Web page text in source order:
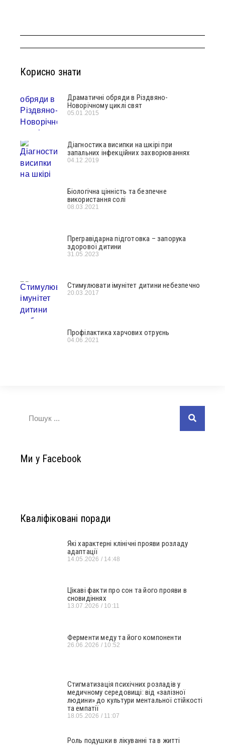
Корисно знати
Драматичні обряди в Різдвяно-
Новорічному циклі свят
05.01.2015
Діагностика висипки на шкірі при
запальних інфекційних захворюваннях
04.12.2019
Біологічна цінність та безпечне
використання солі
08.03.2021
Прегравідарна підготовка – запорука
здорової дитини
31.05.2023
Стимулювати імунітет дитини небезпечно
20.03.2017
Профілактика харчових отруєнь
04.06.2021
Ми у Facebook
Кваліфіковані поради
Які характерні клінічні прояви розладу
адаптації
14.05.2026 14:48
Цікаві факти про сон та його прояви в
сновидіннях
13.07.2026 10:11
Ферменти меду та його компоненти
26.06.2026 10:52
Стигматизація психічних розладів у
медичному середовищі: від «залізної
людини» до культури ментальної стійкості
та емпатії
18.05.2026 11:07
Роль подушки в лікуванні та в житті